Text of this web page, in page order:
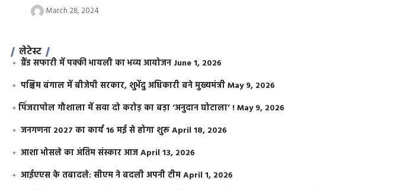
March 28, 2024
लेटेस्ट
ग्रैंड सफारी में पक्की भायली का भव्य आयोजन June 1, 2026
पश्चिम बंगाल में बीजेपी सरकार, शुभेंदु अधिकारी बने मुख्यमंत्रीMay 9, 2026
​पिंजरापोल गौशाला में सवा दो करोड़ का बड़ा ‘अनुदान घोटाला’ !May 9, 2026
जनगणना 2027 का कार्य 16 मई से होगा शुरूApril 18, 2026
आशा भोसले का अंतिम संस्कार आजApril 13, 2026
आईएएस के तबादले: सीएम ने बदली अपनी टीमApril 1, 2026